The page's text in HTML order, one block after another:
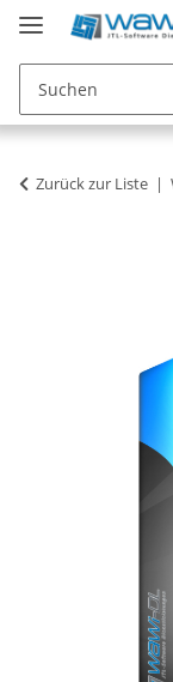
Zurück zur Liste